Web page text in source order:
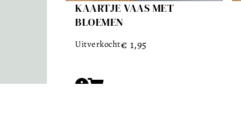
KAARTJE VAAS MET
BLOEMEN
Uitverkocht€ 1,95